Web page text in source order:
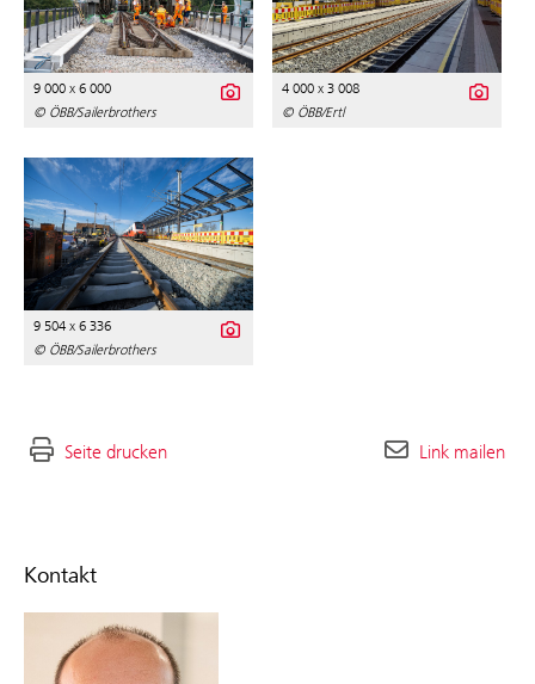
Kontakt
9 000 x 6 000
© ÖBB/Sailerbrothers
4 000 x 3 008
© ÖBB/Ertl
9 504 x 6 336
© ÖBB/Sailerbrothers
Seite drucken Link mailen